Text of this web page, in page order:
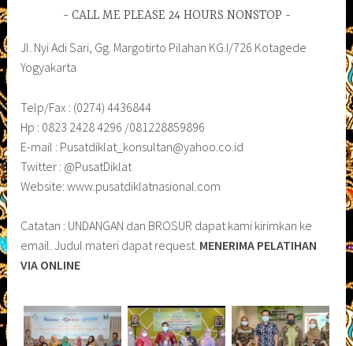
CALL ME PLEASE 24 HOURS NONSTOP
Jl. Nyi Adi Sari, Gg. Margotirto Pilahan KG.I/726 Kotagede
Yogyakarta
Telp/Fax : (0274) 4436844
Hp : 0823 2428 4296 /081228859896
E-mail : Pusatdiklat_konsultan@yahoo.co.id
Twitter : @PusatDiklat
Website: www.pusatdiklatnasional.com
Catatan : UNDANGAN dan BROSUR dapat kami kirimkan ke
email. Judul materi dapat request. MENERIMA PELATIHAN
VIA ONLINE